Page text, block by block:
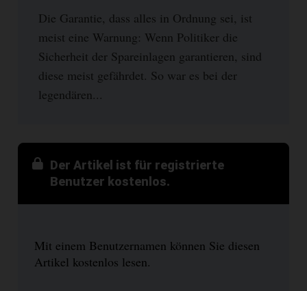
Die Garantie, dass alles in Ordnung sei, ist
meist eine Warnung: Wenn Politiker die
Sicherheit der Spareinlagen garantieren, sind
diese meist gefährdet. So war es bei der
legendären...
Der Artikel ist für registrierte
Benutzer kostenlos.
Mit einem Benutzernamen können Sie diesen
Artikel kostenlos lesen.